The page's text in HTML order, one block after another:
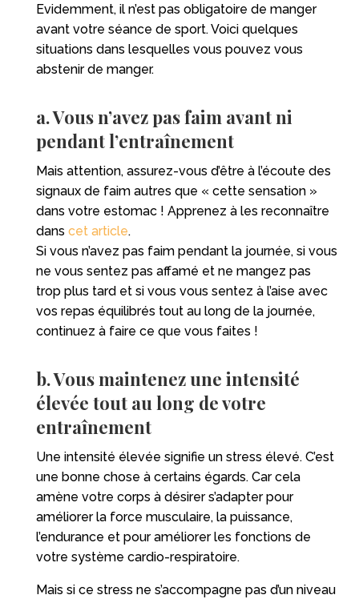
Evidemment, il n’est pas obligatoire de manger
avant votre séance de sport. Voici quelques
situations dans lesquelles vous pouvez vous
abstenir de manger.
a. Vous n’avez pas faim avant ni
pendant l’entraînement
Mais attention, assurez-vous d’être à l’écoute des
signaux de faim autres que « cette sensation »
dans votre estomac ! Apprenez à les reconnaître
dans cet article.
Si vous n’avez pas faim pendant la journée, si vous
ne vous sentez pas affamé et ne mangez pas
trop plus tard et si vous vous sentez à l’aise avec
vos repas équilibrés tout au long de la journée,
continuez à faire ce que vous faites !
b. Vous maintenez une intensité
élevée tout au long de votre
entraînement
Une intensité élevée signifie un stress élevé. C’est
une bonne chose à certains égards. Car cela
amène votre corps à désirer s’adapter pour
améliorer la force musculaire, la puissance,
l’endurance et pour améliorer les fonctions de
votre système cardio-respiratoire.
Mais si ce stress ne s’accompagne pas d’un niveau